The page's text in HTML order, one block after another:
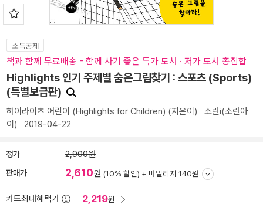
소득공제
책과 함께 무료배송 - 함께 사기 좋은 특가 도서 · 저가 도서 총집합
Highlights 인기 주제별 숨은그림찾기 : 스포츠 (Sports)
(특별보급판)
하이라이츠 어린이 (Highlights for Children) (지은이) 소란i(소란아
이) 2019-04-22
정가 2,900원
판매가 2,610원 (10% 할인) + 마일리지 140원
카드최대혜택가 2,219원